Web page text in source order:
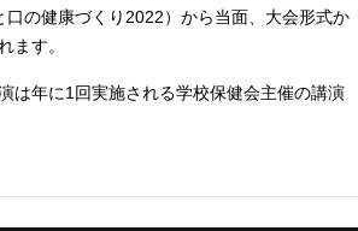
の健康づくり2022）から当面、大会形式か
ます。
は年に1回実施される学校保健会主催の講演